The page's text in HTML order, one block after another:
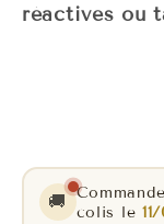
réactives ou
🚚
colis le